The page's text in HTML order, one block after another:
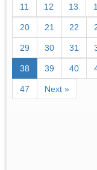
11 12 13
20 21 22
29 30 31
38 39 40
47 Next »